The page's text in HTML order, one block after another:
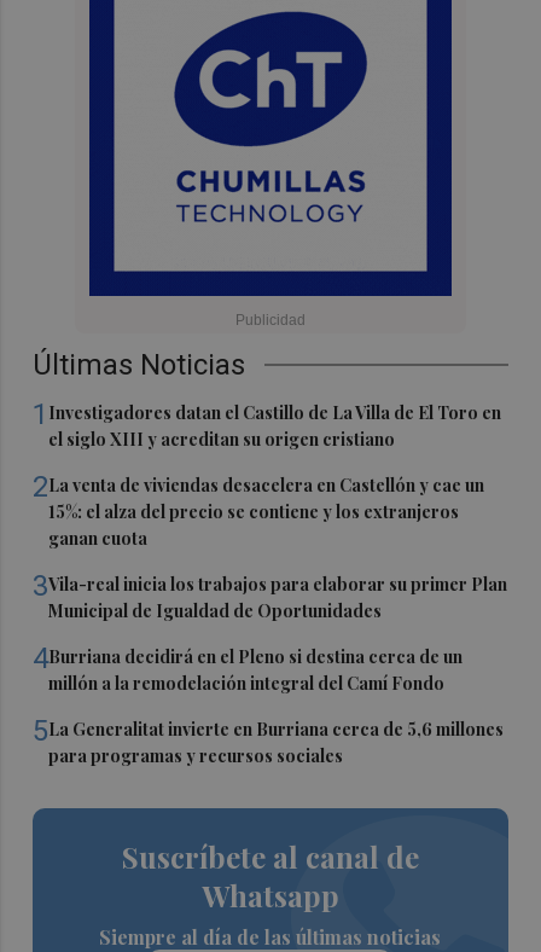
Últimas Noticias
1 Investigadores datan el Castillo de La Villa de El Toro en
el siglo XIII y acreditan su origen cristiano
2La venta de viviendas desacelera en Castellón y cae un
15%: el alza del precio se contiene y los extranjeros
ganan cuota
3Vila-real inicia los trabajos para elaborar su primer Plan
Municipal de Igualdad de Oportunidades
4Burriana decidirá en el Pleno si destina cerca de un
millón a la remodelación integral del Camí Fondo
5La Generalitat invierte en Burriana cerca de 5,6 millones
para programas y recursos sociales
Suscríbete al canal de
Whatsapp
Siempre al día de las últimas noticias